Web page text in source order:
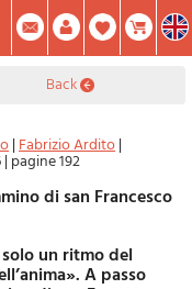
Summary
Mod. Password
back
|Fabrizio Ardito|
| pagine 192
A passo